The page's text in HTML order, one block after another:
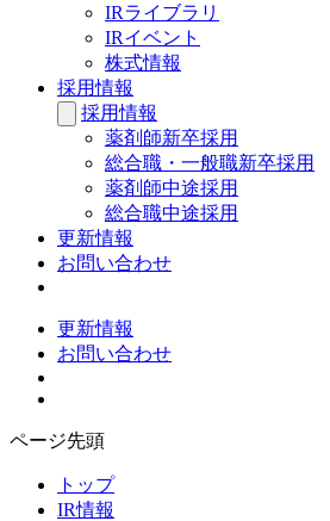
IRライブラリ
IRイベント
株式情報
採用情報
採用情報
薬剤師新卒採用
総合職・一般職新卒採用
薬剤師中途採用
総合職中途採用
更新情報
お問い合わせ
更新情報
お問い合わせ
ページ先頭
トップ
IR情報